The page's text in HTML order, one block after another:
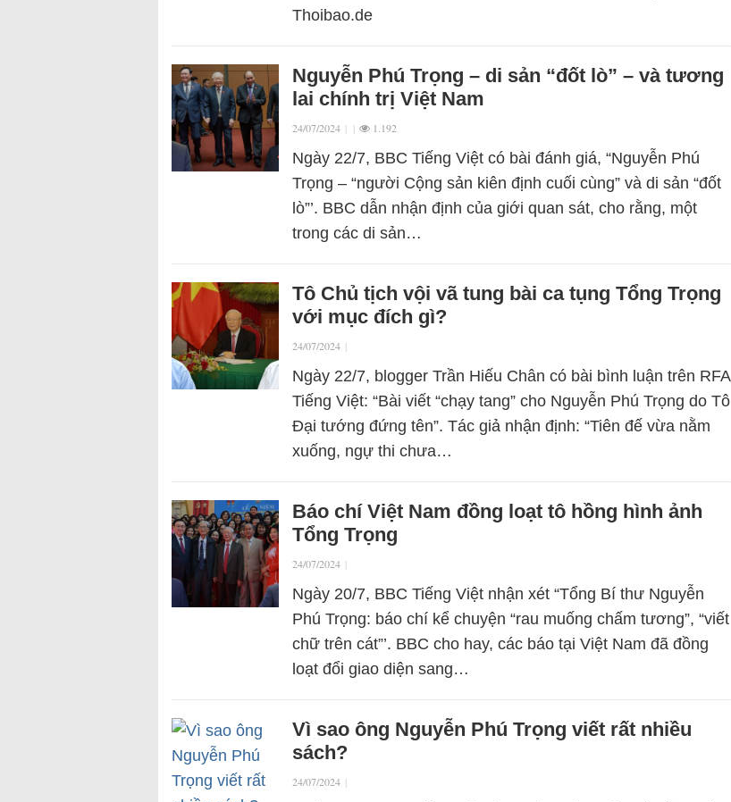
Thoibao.de
Nguyễn Phú Trọng – di sản “đốt lò” – và tương
lai chính trị Việt Nam
24/07/2024 | | 1.192
Ngày 22/7, BBC Tiếng Việt có bài đánh giá, “Nguyễn Phú
Trọng – “người Cộng sản kiên định cuối cùng” và di sản “đốt
lò”’. BBC dẫn nhận định của giới quan sát, cho rằng, một
trong các di sản…
Tô Chủ tịch vội vã tung bài ca tụng Tổng Trọng
với mục đích gì?
24/07/2024 |
Ngày 22/7, blogger Trần Hiếu Chân có bài bình luận trên RFA
Tiếng Việt: “Bài viết “chạy tang” cho Nguyễn Phú Trọng do Tô
Đại tướng đứng tên”. Tác giả nhận định: “Tiên đế vừa nằm
xuống, ngự thi chưa…
Báo chí Việt Nam đồng loạt tô hồng hình ảnh
Tổng Trọng
24/07/2024 |
Ngày 20/7, BBC Tiếng Việt nhận xét “Tổng Bí thư Nguyễn
Phú Trọng: báo chí kể chuyện “rau muống chấm tương”, “viết
chữ trên cát”’. BBC cho hay, các báo tại Việt Nam đã đồng
loạt đổi giao diện sang…
Vì sao ông Nguyễn Phú Trọng viết rất nhiều
sách?
24/07/2024 |